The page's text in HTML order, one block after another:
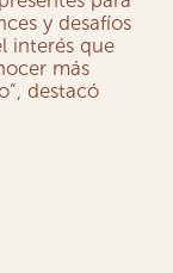
y desafíos
interés que
más
destacó